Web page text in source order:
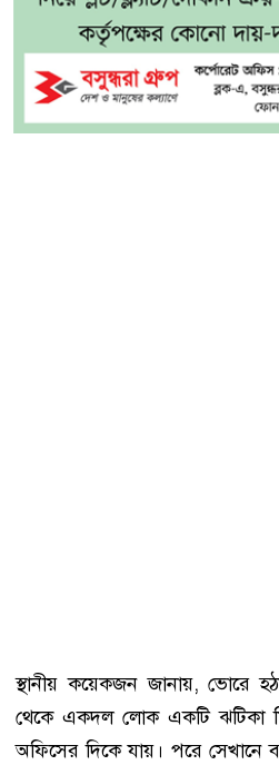
স্থানীয় কয়েকজন জানায়, ভোরে
থেকে একদল লোক একটি ঝটিকা
অফিসের দিকে যায়। পরে সেখানে